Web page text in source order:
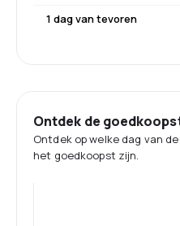
1 dag van tevoren
Ontdek de
Ontdek op welke dag van
het goedkoopst zijn.